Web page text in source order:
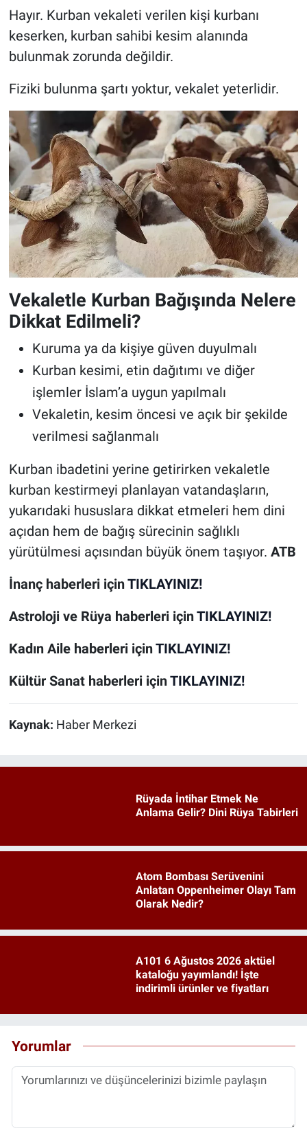
Hayır. Kurban vekaleti verilen kişi kurbanı
keserken, kurban sahibi kesim alanında
bulunmak zorunda değildir.
Fiziki bulunma şartı yoktur, vekalet yeterlidir.
Vekaletle Kurban Bağışında Nelere
Dikkat Edilmeli?
Kuruma ya da kişiye güven duyulmalı
Kurban kesimi, etin dağıtımı ve diğer
işlemler İslam’a uygun yapılmalı
Vekaletin, kesim öncesi ve açık bir şekilde
verilmesi sağlanmalı
Kurban ibadetini yerine getirirken vekaletle
kurban kestirmeyi planlayan vatandaşların,
yukarıdaki hususlara dikkat etmeleri hem dini
açıdan hem de bağış sürecinin sağlıklı
yürütülmesi açısından büyük önem taşıyor. ATB
İnanç haberleri içinTIKLAYINIZ!
Astroloji ve Rüya haberleri içinTIKLAYINIZ!
Kadın Aile haberleri içinTIKLAYINIZ!
Kültür Sanat haberleri içinTIKLAYINIZ!
Kaynak: Haber Merkezi
Rüyada İntihar Etmek Ne
Anlama Gelir? Dini Rüya Tabirleri
Atom Bombası Serüvenini
Anlatan Oppenheimer Olayı Tam
Olarak Nedir?
A101 6 Ağustos 2026 aktüel
kataloğu yayımlandı! İşte
indirimli ürünler ve fiyatları
Yorumlar